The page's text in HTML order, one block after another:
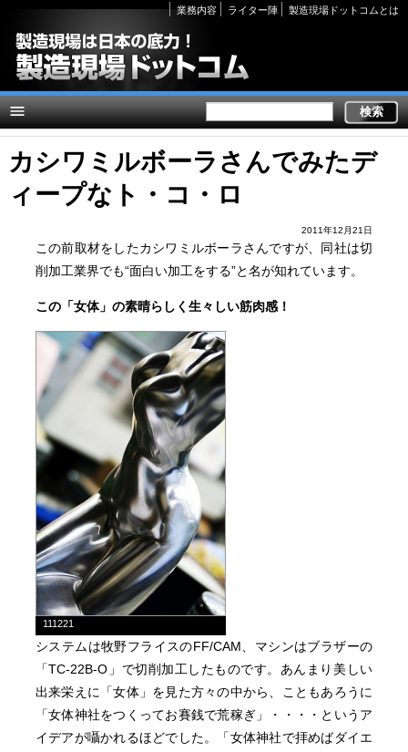
Secondary
links
業務内容 ライター陣 製造現場ドットコムとは
カシワミルボーラさんでみたデ
ィープなト・コ・ロ
2011年12月21日
この前取材をしたカシワミルボーラさんですが、同社は切
削加工業界でも“面白い加工をする”と名が知れています。
この「女体」の素晴らしく生々しい筋肉感！
111221
システムは牧野フライスのFF/CAM、マシンはブラザーの
「TC-22B-O」で切削加工したものです。あんまり美しい
出来栄えに「女体」を見た方々の中から、こともあろうに
「女体神社をつくってお賽銭で荒稼ぎ」・・・・というア
イデアが囁かれるほどでした。「女体神社で拝めばダイエ